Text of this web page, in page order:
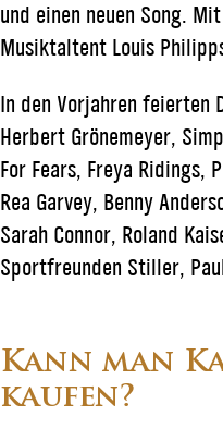
und einen neuen Song.
Musiktaltent Louis
In den Vorjahren feierten
Herbert Grönemeyer,
For Fears, Freya Ridings,
Rea Garvey, Benny
Sarah Connor, Roland
Sportfreunden Stiller,
Kann man
kaufen?